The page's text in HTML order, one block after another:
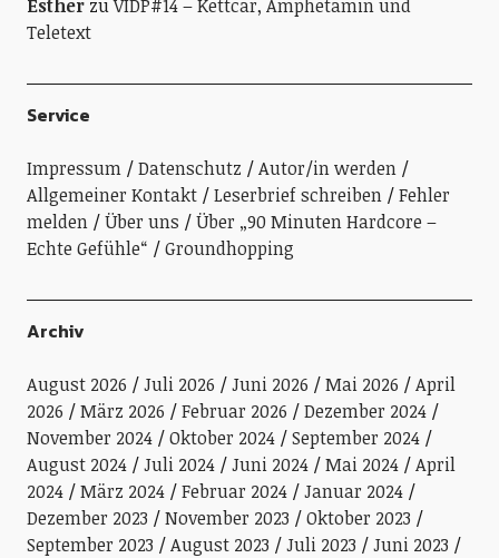
EstherzuVIDP#14 – Kettcar, Amphetamin und
Teletext
Service
Impressum Datenschutz
Autor/in werden
Allgemeiner Kontakt
Leserbrief schreiben
Fehler
melden
Über uns
Über „90 Minuten Hardcore –
Echte Gefühle“
Groundhopping
Archiv
August 2026 Juli 2026 Juni 2026 Mai 2026
April
2026
März 2026 Februar 2026
Dezember 2024
November 2024
Oktober 2024
September 2024
August 2024
Juli 2024 Juni 2024 Mai 2024
April
2024
März 2024 Februar 2024
Januar 2024
Dezember 2023
November 2023
Oktober 2023
September 2023
August 2023 Juli 2023
Juni 2023